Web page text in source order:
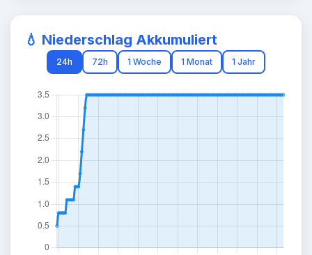
💧 Niederschlag Akkumuliert
24h 72h 1 Woche 1 Monat 1 Jahr